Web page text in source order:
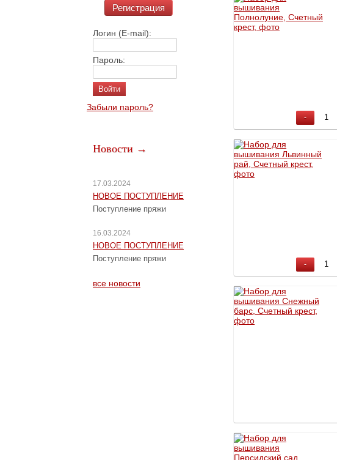
Регистрация
Логин (E-mail):
Пароль:
Забыли пароль?
Новости →
17.03.2024
НОВОЕ ПОСТУПЛЕНИЕ
Поступление пряжи
16.03.2024
НОВОЕ ПОСТУПЛЕНИЕ
Поступление пряжи
все новости
-
-